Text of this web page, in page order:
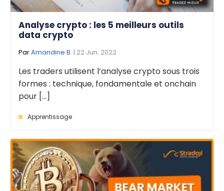
Analyse crypto : les 5 meilleurs outils
data crypto
ParAmandine B. | 22 Jun. 2022
Les traders utilisent l’analyse crypto sous trois
formes : technique, fondamentale et onchain
pour [...]
Apprentissage